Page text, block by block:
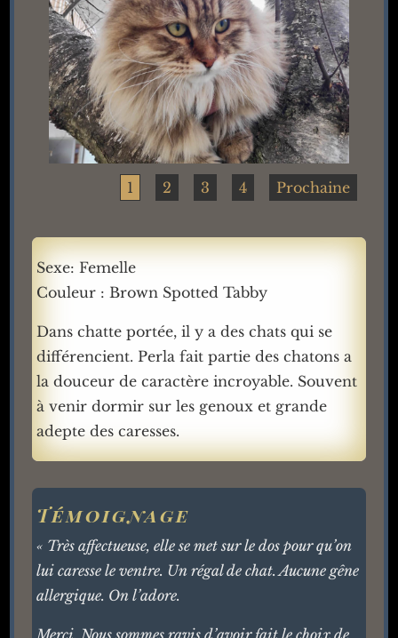
1 2 3 4 Prochaine
Sexe: Femelle
Couleur : Brown Spotted Tabby
Dans chatte portée, il y a des chats qui se
différencient. Perla fait partie des chatons a
la douceur de caractère incroyable. Souvent
à venir dormir sur les genoux et grande
adepte des caresses.
Témoignage
« Très affectueuse, elle se met sur le dos pour qu’on
lui caresse le ventre. Un régal de chat. Aucune gêne
allergique. On l’adore.
Merci. Nous sommes ravis d’avoir fait le choix de